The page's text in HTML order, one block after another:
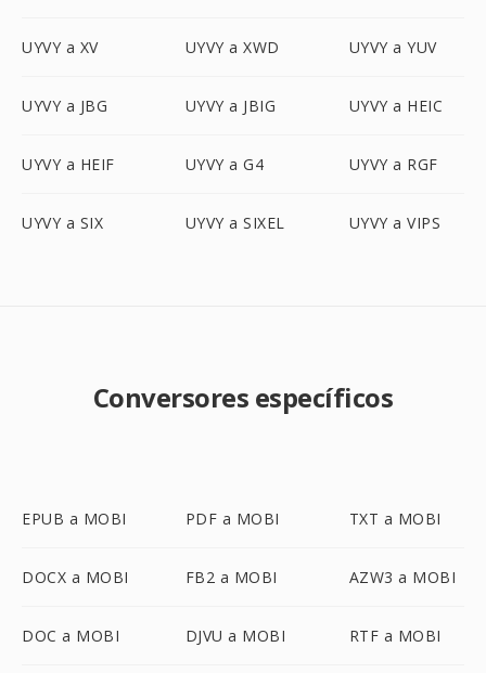
UYVY a XV UYVY a XWD UYVY a YUV
UYVY a JBG UYVY a JBIG UYVY a HEIC
UYVY a HEIF UYVY a G4 UYVY a RGF
UYVY a SIX UYVY a SIXEL UYVY a VIPS
Conversores específicos
EPUB a MOBI PDF a MOBI TXT a MOBI
DOCX a MOBI FB2 a MOBI AZW3 a MOBI
DOC a MOBI DJVU a MOBI RTF a MOBI